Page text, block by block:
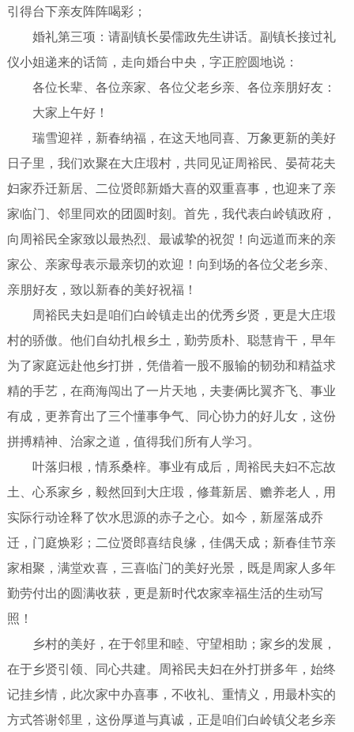
引得台下亲友阵阵喝彩；
婚礼第三项：请副镇长晏儒政先生讲话。副镇长接过礼
仪小姐递来的话筒，走向婚台中央，字正腔圆地说：
各位长辈、各位亲家、各位父老乡亲、各位亲朋好友：
大家上午好！
瑞雪迎祥，新春纳福，在这天地同喜、万象更新的美好
日子里，我们欢聚在大庄塅村，共同见证周裕民、晏荷花夫
妇家乔迁新居、二位贤郎新婚大喜的双重喜事，也迎来了亲
家临门、邻里同欢的团圆时刻。首先，我代表白岭镇政府，
向周裕民全家致以最热烈、最诚挚的祝贺！向远道而来的亲
家公、亲家母表示最亲切的欢迎！向到场的各位父老乡亲、
亲朋好友，致以新春的美好祝福！
周裕民夫妇是咱们白岭镇走出的优秀乡贤，更是大庄塅
村的骄傲。他们自幼扎根乡土，勤劳质朴、聪慧肯干，早年
为了家庭远赴他乡打拼，凭借着一股不服输的韧劲和精益求
精的手艺，在商海闯出了一片天地，夫妻俩比翼齐飞、事业
有成，更养育出了三个懂事争气、同心协力的好儿女，这份
拼搏精神、治家之道，值得我们所有人学习。
叶落归根，情系桑梓。事业有成后，周裕民夫妇不忘故
土、心系家乡，毅然回到大庄塅，修葺新居、赡养老人，用
实际行动诠释了饮水思源的赤子之心。如今，新屋落成乔
迁，门庭焕彩；二位贤郎喜结良缘，佳偶天成；新春佳节亲
家相聚，满堂欢喜，三喜临门的美好光景，既是周家人多年
勤劳付出的圆满收获，更是新时代农家幸福生活的生动写
照！
乡村的美好，在于邻里和睦、守望相助；家乡的发展，
在于乡贤引领、同心共建。周裕民夫妇在外打拼多年，始终
记挂乡情，此次家中办喜事，不收礼、重情义，用最朴实的
方式答谢邻里，这份厚道与真诚，正是咱们白岭镇父老乡亲